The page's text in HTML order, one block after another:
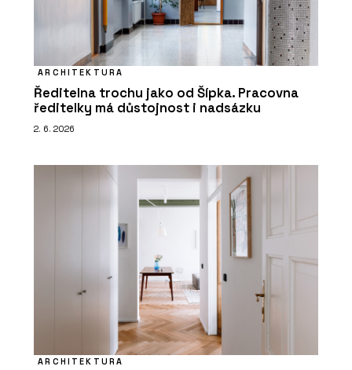
ARCHITEKTURA
Ředitelna trochu jako od Šípka. Pracovna
ředitelky má důstojnost i nadsázku
2. 6. 2026
ARCHITEKTURA